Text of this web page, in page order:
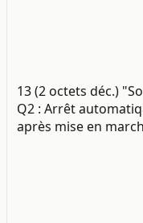
13 (2 octets déc.)
Q2 : Arrêt
après mise en